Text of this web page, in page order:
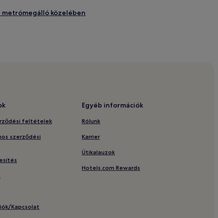
metrómegálló közelében
közelében
közelében
zsinagóga közelében
Sportaréna közelében
közelében
feltételek
szerződési
Kapcsolat
Egyéb információk
Rólunk
Karrier
Útikalauzok
Hotels.com Rewards